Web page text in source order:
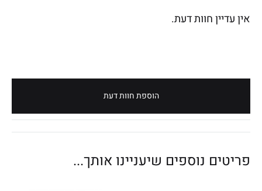
אין עדיין חוות דעת.
הוספת חוות דעת
פריטים נוספים שיעניינו אותך...